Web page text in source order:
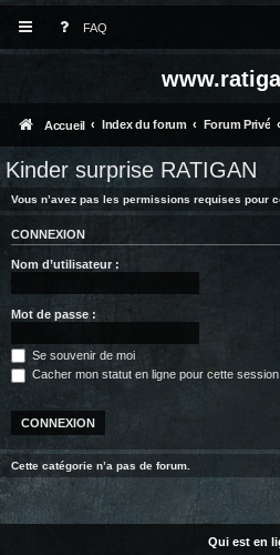
FAQ
Accueil Index du forum Forum Privé
Kinder surprise RATIGAN
Vous n’avez pas les permissions requises pour
CONNEXION
Nom d’utilisateur :
Mot de passe :
Se souvenir de moi
Cacher mon statut en ligne pour cette session
Cette catégorie n’a pas de forum.
Qui est en